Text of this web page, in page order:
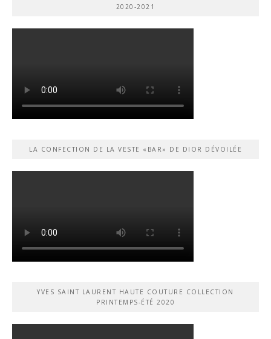
2020-2021
LA CONFECTION DE LA VESTE «BAR» DE DIOR DÉVOILÉE
YVES SAINT LAURENT HAUTE COUTURE COLLECTION
PRINTEMPS-ÉTÉ 2020